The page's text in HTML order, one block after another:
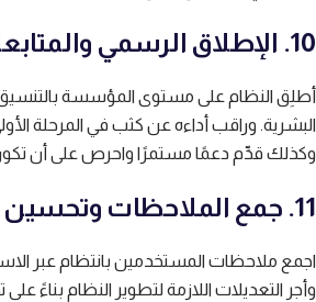
10. الإطلاق الرسمي والمتابعة
أطلِق النظام على مستوى المؤسسة بالتنسيق
البشرية. وراقب أداءه عن كثب في المرحلة
وكذلك قدِّم دعمًا مستمرًا واحرص على أن
11. جمع الملاحظات وتحسين الأداء
اجمع ملاحظات المستخدمين بانتظام عبر
وأجرِ التعديلات اللازمة لتطوير النظام بناءً